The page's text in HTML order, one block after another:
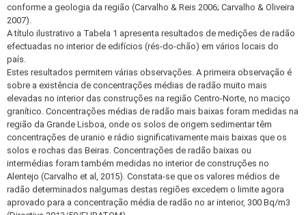
conforme a geologia da região (Carvalho & Reis 2006; Carvalho & Oliveira
2007).
A título ilustrativo a Tabela 1 apresenta resultados de medições de radão
efectuadas no interior de edifícios (rés-do-chão) em vários locais do
país.
Estes resultados permitem várias observações. A primeira observação é
sobre a existência de concentrações médias de radão muito mais
elevadas no interior das construções na região Centro-Norte, no maciço
granítico. Concentrações médias de radão mais baixas foram medidas na
região da Grande Lisboa, onde os solos de origem sedimentar têm
concentrações de uranio e rádio significativamente mais baixas que os
solos e rochas das Beiras. Concentrações de radão baixas ou
intermédias foram também medidas no interior de construções no
Alentejo (Carvalho et al, 2015). Constata-se que os valores médios de
radão determinados nalgumas destas regiões excedem o limite agora
aprovado para a concentração média de radão no ar interior, 300 Bq/m3